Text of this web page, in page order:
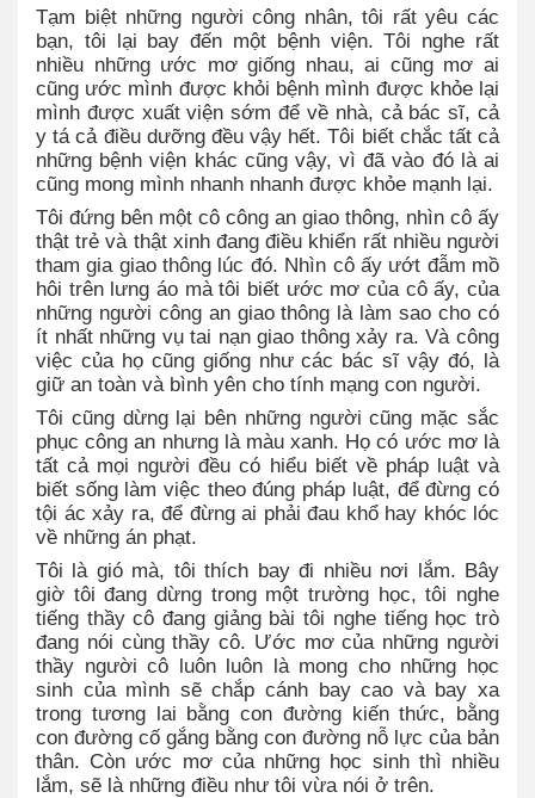
Tạm biệt những người công nhân, tôi rất yêu các
bạn, tôi lại bay đến một bệnh viện. Tôi nghe rất
nhiều những ước mơ giống nhau, ai cũng mơ ai
cũng ước mình được khỏi bệnh mình được khỏe lại
mình được xuất viện sớm để về nhà, cả bác sĩ, cả
y tá cả điều dưỡng đều vậy hết. Tôi biết chắc tất cả
những bệnh viện khác cũng vậy, vì đã vào đó là ai
cũng mong mình nhanh nhanh được khỏe mạnh lại.
Tôi đứng bên một cô công an giao thông, nhìn cô ấy
thật trẻ và thật xinh đang điều khiển rất nhiều người
tham gia giao thông lúc đó. Nhìn cô ấy ướt đẫm mồ
hôi trên lưng áo mà tôi biết ước mơ của cô ấy, của
những người công an giao thông là làm sao cho có
ít nhất những vụ tai nạn giao thông xảy ra. Và công
việc của họ cũng giống như các bác sĩ vậy đó, là
giữ an toàn và bình yên cho tính mạng con người.
Tôi cũng dừng lại bên những người cũng mặc sắc
phục công an nhưng là màu xanh. Họ có ước mơ là
tất cả mọi người đều có hiểu biết về pháp luật và
biết sống làm việc theo đúng pháp luật, để đừng có
tội ác xảy ra, để đừng ai phải đau khổ hay khóc lóc
về những án phạt.
Tôi là gió mà, tôi thích bay đi nhiều nơi lắm. Bây
giờ tôi đang dừng trong một trường học, tôi nghe
tiếng thầy cô đang giảng bài tôi nghe tiếng học trò
đang nói cùng thầy cô. Ước mơ của những người
thầy người cô luôn luôn là mong cho những học
sinh của mình sẽ chắp cánh bay cao và bay xa
trong tương lai bằng con đường kiến thức, bằng
con đường cố gắng bằng con đường nỗ lực của bản
thân. Còn ước mơ của những học sinh thì nhiều
lắm, sẽ là những điều như tôi vừa nói ở trên.